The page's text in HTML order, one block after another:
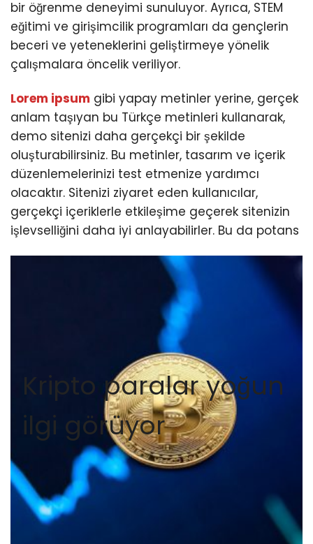
bir öğrenme deneyimi sunuluyor. Ayrıca, STEM
eğitimi ve girişimcilik programları da gençlerin
beceri ve yeteneklerini geliştirmeye yönelik
çalışmalara öncelik veriliyor.
Lorem ipsum gibi yapay metinler yerine, gerçek
anlam taşıyan bu Türkçe metinleri kullanarak,
demo sitenizi daha gerçekçi bir şekilde
oluşturabilirsiniz. Bu metinler, tasarım ve içerik
düzenlemelerinizi test etmenize yardımcı
olacaktır. Sitenizi ziyaret eden kullanıcılar,
gerçekçi içeriklerle etkileşime geçerek sitenizin
işlevselliğini daha iyi anlayabilirler. Bu da potans
Kripto paralar yoğun
ilgi görüyor